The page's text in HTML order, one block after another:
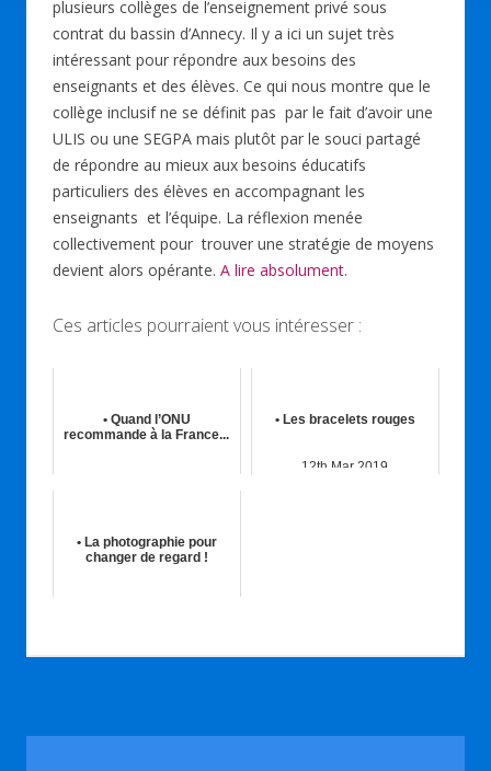
o
o
k
dI
n
A
p
p
y er
plusieurs collèges de l’enseignement privé sous
contrat du bassin d’Annecy. Il y a ici un sujet très
intéressant pour répondre aux besoins des
enseignants et des élèves. Ce qui nous montre que le
collège inclusif ne se définit pas par le fait d’avoir une
ULIS ou une SEGPA mais plutôt par le souci partagé
de répondre au mieux aux besoins éducatifs
particuliers des élèves en accompagnant les
enseignants et l’équipe. La réflexion menée
collectivement pour trouver une stratégie de moyens
devient alors opérante. A lire absolument.
Ces articles pourraient vous intéresser :
• Quand l’ONU
recommande à la France...
• Les bracelets rouges
12th Mar 2019
• La photographie pour
changer de regard !